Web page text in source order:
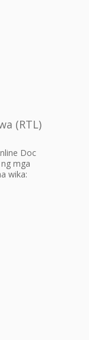
(RTL)
Doc
mga
wika: